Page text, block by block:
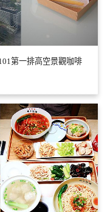
第一排高空景觀咖啡